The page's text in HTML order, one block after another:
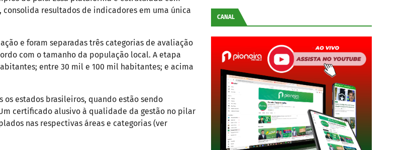
resultados de indicadores em uma única
e foram separadas três categorias de avaliação
com o tamanho da população local. A etapa
entre 30 mil e 100 mil habitantes; e acima
estados brasileiros, quando estão sendo
certificado alusivo à qualidade da gestão no pilar
nas respectivas áreas e categorias (ver
CANAL